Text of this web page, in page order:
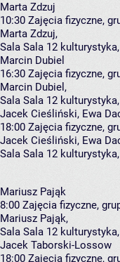
Marta Zdzuj
10:30 Zajęcia fizyczne,
Marta Zdzuj,
Sala Sala 12 kulturystyka,
Marcin Dubiel
16:30 Zajęcia fizyczne,
Marcin Dubiel ,
Sala Sala 12 kulturystyka,
Jacek Cieśliński, Ewa
18:00 Zajęcia fizyczne,
Jacek Cieśliński, Ewa
Sala Sala 12 kulturystyka,
Mariusz Pająk
8:00 Zajęcia fizyczne,
Mariusz Pająk,
Sala Sala 12 kulturystyka,
Jacek Taborski-Lossow
18:00 Zajęcia fizyczne,